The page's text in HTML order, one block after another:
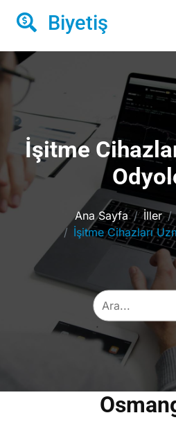
Biyetiş
İşitme
Ana Sayfa İller
İşitme Cihazları